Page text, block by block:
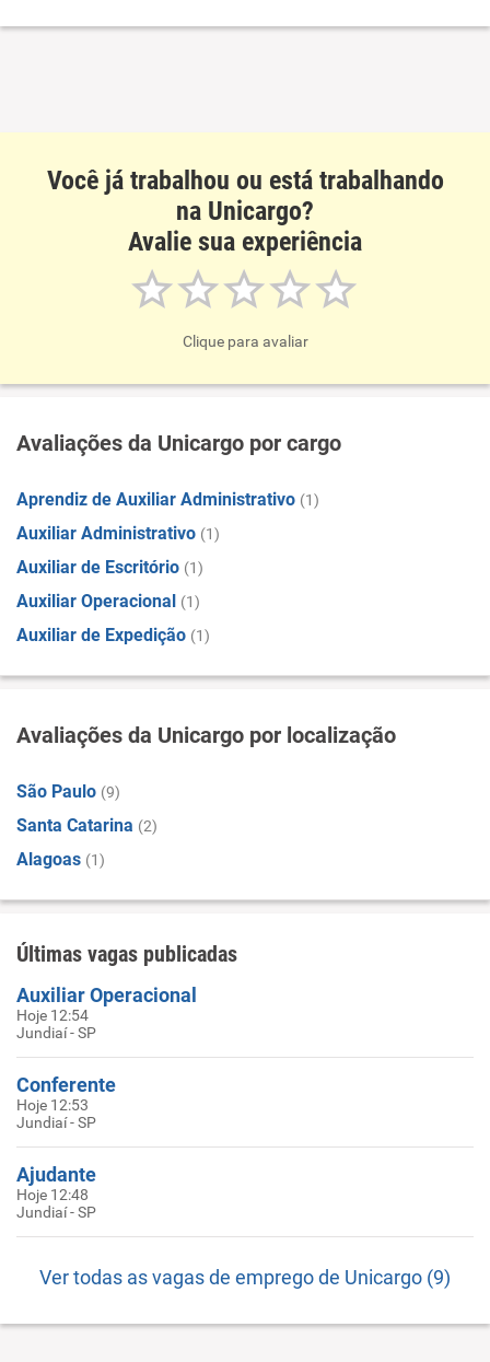
Benefícios
Não recomenda esta empresa
Você já trabalhou ou está trabalhando
na Unicargo?
Avalie sua experiência
Clique para avaliar
Avaliações da Unicargo por cargo
Aprendiz de Auxiliar Administrativo (1)
Auxiliar Administrativo (1)
Auxiliar de Escritório (1)
Auxiliar Operacional (1)
Auxiliar de Expedição (1)
Avaliações da Unicargo por localização
São Paulo (9)
Santa Catarina (2)
Alagoas (1)
Últimas vagas publicadas
Auxiliar Operacional
Hoje 12:54
Jundiaí - SP
Conferente
Hoje 12:53
Jundiaí - SP
Ajudante
Hoje 12:48
Jundiaí - SP
Ver todas as vagas de emprego de Unicargo (9)